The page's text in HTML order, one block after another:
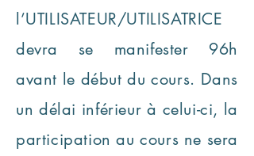
l’UTILISATEUR/UTILISATRICE
devra se manifester 96h
avant le début du cours. Dans
un délai inférieur à celui-ci, la
participation au cours ne sera